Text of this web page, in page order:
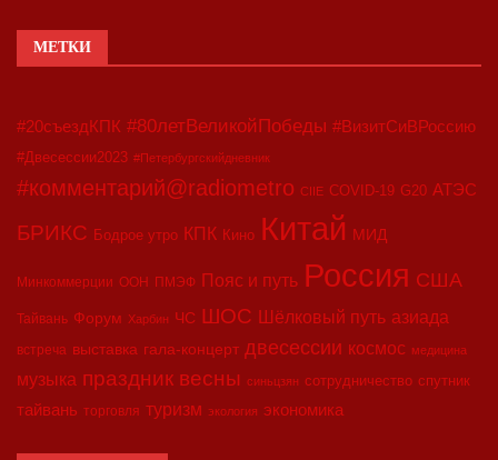
МЕТКИ
#20съездКПК #80летВеликойПобеды #ВизитСиВРоссию
#Двесессии2023 #Петербургскийдневник
#комментарий@radiometro CIIE COVID-19 G20 АТЭС
БРИКС Бодрое утро КПК Кино Китай МИД
Минкоммерции ООН ПМЭФ Пояс и путь Россия США
Тайвань Форум Харбин ЧС ШОС Шёлковый путь азиада
встреча выставка гала-концерт двесессии космос медицина
музыка праздник весны синьцзян сотрудничество спутник
тайвань торговля туризм экология экономика